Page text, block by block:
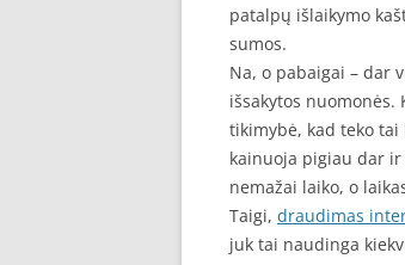
patalpų išlaikymo
sumos.
Na, o pabaigai – dar
išsakytos
tikimybė, kad teko
kainuoja pigiau dar
nemažai laiko, o
Taigi, draudimas
juk tai naudinga